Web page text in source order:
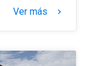
Ver más keyboard_arrow_right